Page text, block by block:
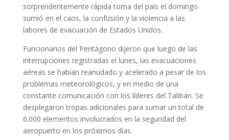
sorprendentemente rápida toma del país el domingo
sumió en el caos, la confusión y la violencia a las
labores de evacuación de Estados Unidos.
Funcionarios del Pentágono dijeron que luego de las
interrupciones registradas el lunes, las evacuaciones
aéreas se habían reanudado y acelerado a pesar de los
problemas meteorológicos, y en medio de una
constante comunicación con los líderes del Talibán. Se
desplegaron tropas adicionales para sumar un total de
6.000 elementos involucrados en la seguridad del
aeropuerto en los próximos días.